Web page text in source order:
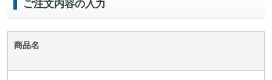
ご注文内容の入力
商品名